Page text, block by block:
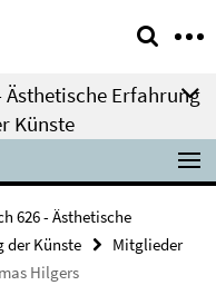
Erfahrung
Künste
626 - Ästhetische
der Künste
Mitglieder
Hilgers